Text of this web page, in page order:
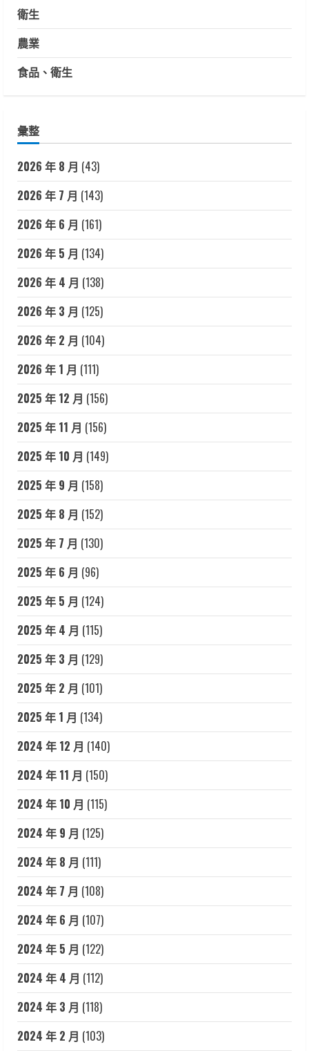
衛生
農業
食品、衛生
彙整
2026 年 8 月 (43)
2026 年 7 月 (143)
2026 年 6 月 (161)
2026 年 5 月 (134)
2026 年 4 月 (138)
2026 年 3 月 (125)
2026 年 2 月 (104)
2026 年 1 月 (111)
2025 年 12 月 (156)
2025 年 11 月 (156)
2025 年 10 月 (149)
2025 年 9 月 (158)
2025 年 8 月 (152)
2025 年 7 月 (130)
2025 年 6 月 (96)
2025 年 5 月 (124)
2025 年 4 月 (115)
2025 年 3 月 (129)
2025 年 2 月 (101)
2025 年 1 月 (134)
2024 年 12 月 (140)
2024 年 11 月 (150)
2024 年 10 月 (115)
2024 年 9 月 (125)
2024 年 8 月 (111)
2024 年 7 月 (108)
2024 年 6 月 (107)
2024 年 5 月 (122)
2024 年 4 月 (112)
2024 年 3 月 (118)
2024 年 2 月 (103)